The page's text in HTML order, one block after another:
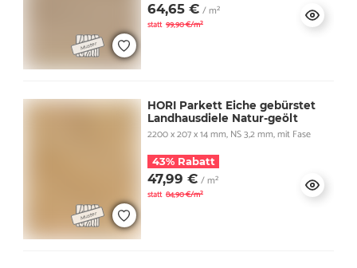
64,65 € / m²
statt 99,90 €/m²
HORI Parkett Eiche gebürstet
Landhausdiele Natur-geölt
2200 x 207 x 14 mm, NS 3,2 mm, mit Fase
43% Rabatt
47,99 € / m²
statt 84,90 €/m²